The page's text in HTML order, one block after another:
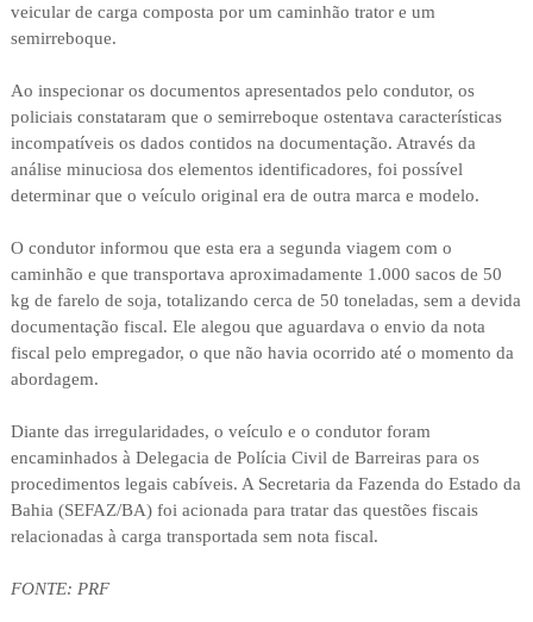
veicular de carga composta por um caminhão trator e um
semirreboque.
Ao inspecionar os documentos apresentados pelo condutor, os
policiais constataram que o semirreboque ostentava características
incompatíveis os dados contidos na documentação. Através da
análise minuciosa dos elementos identificadores, foi possível
determinar que o veículo original era de outra marca e modelo.
O condutor informou que esta era a segunda viagem com o
caminhão e que transportava aproximadamente 1.000 sacos de 50
kg de farelo de soja, totalizando cerca de 50 toneladas, sem a devida
documentação fiscal. Ele alegou que aguardava o envio da nota
fiscal pelo empregador, o que não havia ocorrido até o momento da
abordagem.
Diante das irregularidades, o veículo e o condutor foram
encaminhados à Delegacia de Polícia Civil de Barreiras para os
procedimentos legais cabíveis. A Secretaria da Fazenda do Estado da
Bahia (SEFAZ/BA) foi acionada para tratar das questões fiscais
relacionadas à carga transportada sem nota fiscal.
FONTE: PRF